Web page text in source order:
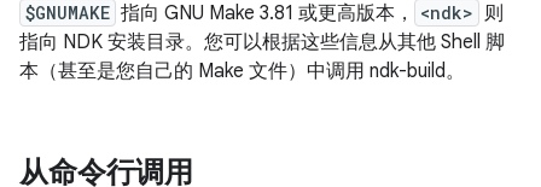
$GNUMAKE 指向 GNU Make 3.81 或更高版本， <ndk> 则
指向 NDK 安装目录。您可以根据这些信息从其他 Shell 脚
本（甚至是您自己的 Make 文件）中调用 ndk-build。
从命令行调用